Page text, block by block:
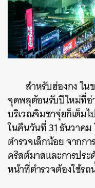
สำหรับฮ่องกงใน
จุดพลุต้อนรับปีใหม่ที่อ่
บริเวณจิมซาจุ่ยก็เต็ม
ในคืนวันที่31ธันวาคม
ตำรวจเล็กน้อยจากก
คริสต์มาสและการประ
หน้าที่ตำรวจต้องใช้รถ